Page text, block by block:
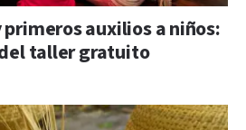
primeros auxilios a niños:
taller gratuito